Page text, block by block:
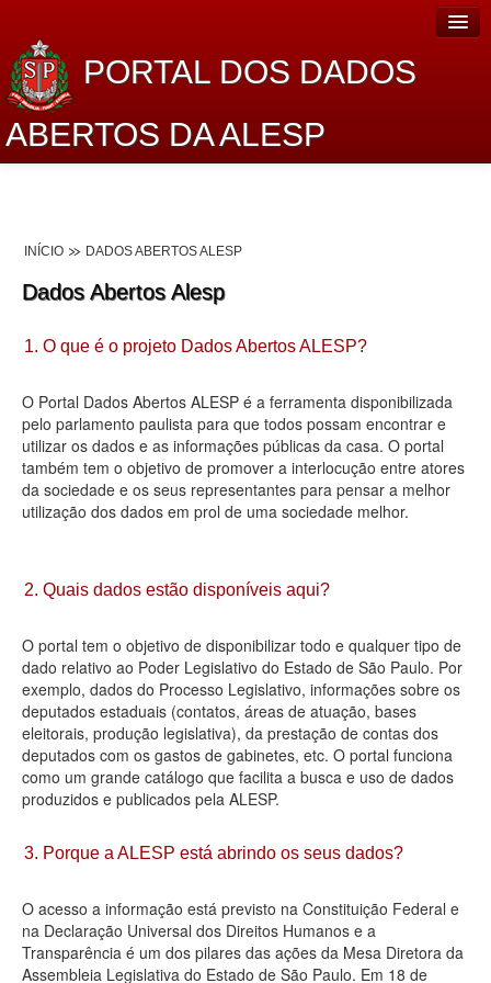
PORTAL DOS DADOS
ABERTOS DA ALESP
Lei de Acesso à Informação
Dados Governamentais Abertos
Planejamento
Catálogo de dados
Processo Legislativo
Deputados Estaduais
Agenda
Perguntas frequentes
Contato
INÍCIO DADOS ABERTOS ALESP
Dados Abertos Alesp
1. O que é o projeto Dados Abertos ALESP?
O Portal Dados Abertos ALESP é a ferramenta disponibilizada
pelo parlamento paulista para que todos possam encontrar e
utilizar os dados e as informações públicas da casa. O portal
também tem o objetivo de promover a interlocução entre atores
da sociedade e os seus representantes para pensar a melhor
utilização dos dados em prol de uma sociedade melhor.
2. Quais dados estão disponíveis aqui?
O portal tem o objetivo de disponibilizar todo e qualquer tipo de
dado relativo ao Poder Legislativo do Estado de São Paulo. Por
exemplo, dados do Processo Legislativo, informações sobre os
deputados estaduais (contatos, áreas de atuação, bases
eleitorais, produção legislativa), da prestação de contas dos
deputados com os gastos de gabinetes, etc. O portal funciona
como um grande catálogo que facilita a busca e uso de dados
produzidos e publicados pela ALESP.
3. Porque a ALESP está abrindo os seus dados?
O acesso a informação está previsto na Constituição Federal e
na Declaração Universal dos Direitos Humanos e a
Transparência é um dos pilares das ações da Mesa Diretora da
Assembleia Legislativa do Estado de São Paulo. Em 18 de